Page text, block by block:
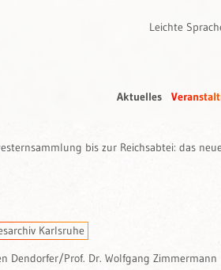
Leichte
Aktuelles
bis zur Reichsabtei: das
Karlsruhe
Dendorfer/Prof. Dr. Wolfgang Zimmermann